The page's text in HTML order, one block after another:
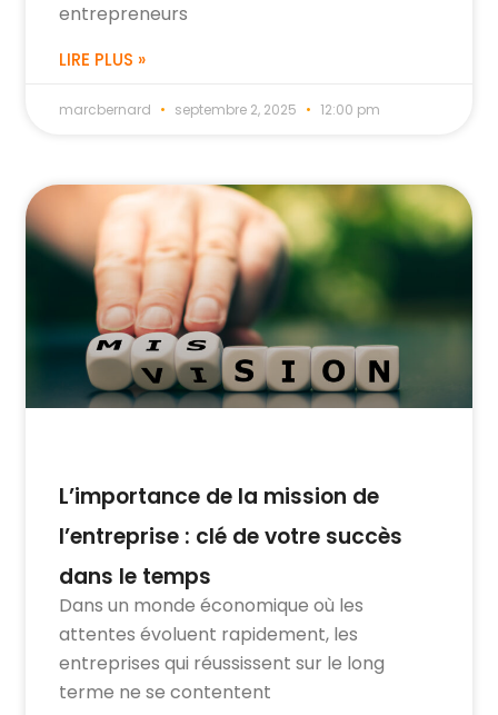
entrepreneurs
LIRE PLUS »
marcbernard septembre 2, 2025 12:00 pm
L’importance de la mission de
l’entreprise : clé de votre succès
dans le temps
Dans un monde économique où les
attentes évoluent rapidement, les
entreprises qui réussissent sur le long
terme ne se contentent